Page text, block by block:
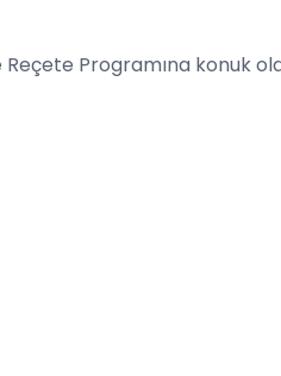
Reçete Programına konuk